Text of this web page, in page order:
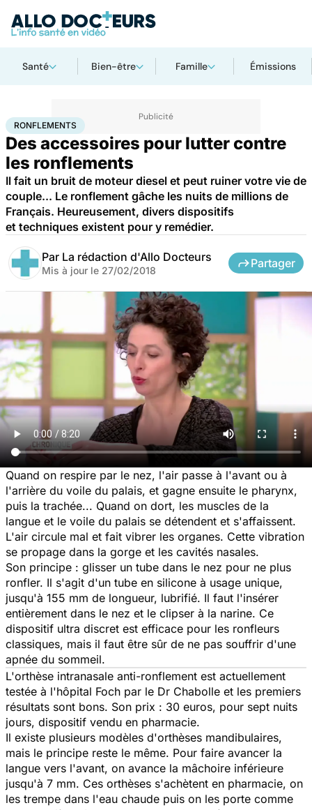
Santé Bien-être Famille Émissions
Accueil SantéRonflements
RONFLEMENTS
Des accessoires pour lutter contre
les ronflements
Il fait un bruit de moteur diesel et peut ruiner votre vie de
couple... Le ronflement gâche les nuits de millions de
Français. Heureusement, divers dispositifs
et techniques existent pour y remédier.
Par La rédaction d'Allo Docteurs
Mis à jour le 27/02/2018
Partager
Quand on respire par le nez, l'air passe à l'avant ou à
l'arrière du voile du palais, et gagne ensuite le pharynx,
puis la trachée... Quand on dort, les muscles de la
langue et le voile du palais se détendent et s'affaissent.
L'air circule mal et fait vibrer les organes. Cette vibration
se propage dans la gorge et les cavités nasales.
Son principe : glisser un tube dans le nez pour ne plus
ronfler. Il s'agit d'un tube en silicone à usage unique,
jusqu'à 155 mm de longueur, lubrifié. Il faut l'insérer
entièrement dans le nez et le clipser à la narine. Ce
dispositif ultra discret est efficace pour les ronfleurs
classiques, mais il faut être sûr de ne pas souffrir d'une
apnée du sommeil.
L'orthèse intranasale anti-ronflement est actuellement
testée à l'hôpital Foch par le Dr Chabolle et les premiers
résultats sont bons. Son prix : 30 euros, pour sept nuits
jours, dispositif vendu en pharmacie.
Il existe plusieurs modèles d'orthèses mandibulaires,
mais le principe reste le même. Pour faire avancer la
langue vers l'avant, on avance la mâchoire inférieure
jusqu'à 7 mm. Ces orthèses s'achètent en pharmacie, on
les trempe dans l'eau chaude puis on les porte comme